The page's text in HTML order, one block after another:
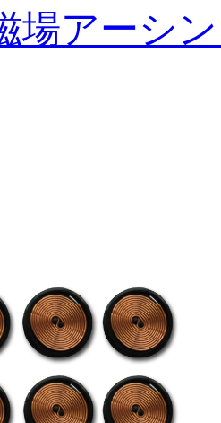
アーシ